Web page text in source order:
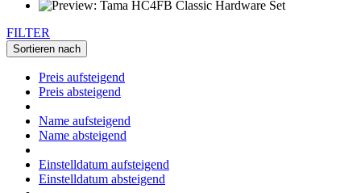
FILTER
Sortieren nach
Preis aufsteigend
Preis absteigend
Name aufsteigend
Name absteigend
Einstelldatum aufsteigend
Einstelldatum absteigend